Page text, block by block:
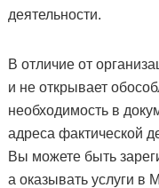
деятельности.
В отличие от
и не открывает
необходимость в
адреса фактической
Вы можете быть
а оказывать услуги в